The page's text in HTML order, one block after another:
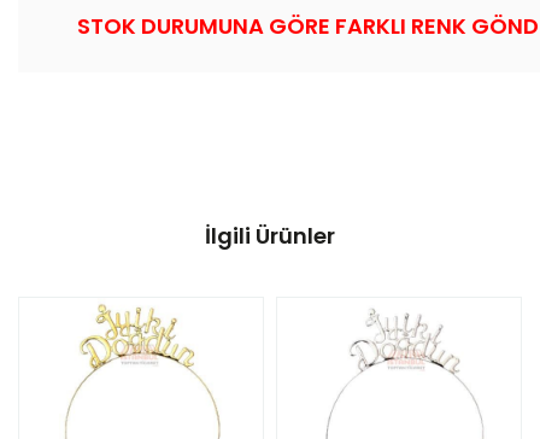
STOK DURUMUNA GÖRE FARKLI RENK
İlgili Ürünler